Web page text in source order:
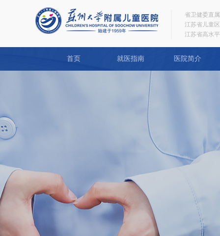
省卫健委直
江苏省儿童
江苏省高水
首页 就医指南 医院简介